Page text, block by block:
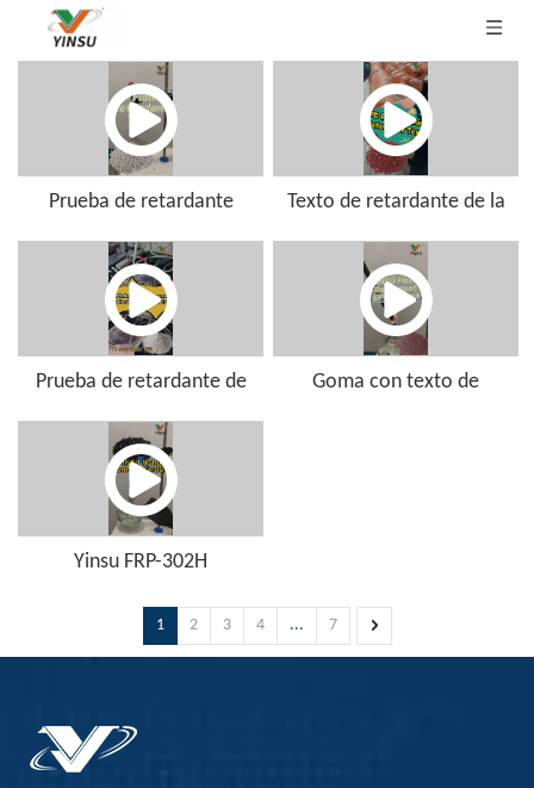
Prueba de retardante
PPV2-6 Flame
Texto de retardante de la
llama de tubería de PE
Prueba de retardante de
la llama de cuero T3
Goma con texto de
Yinsu FRP-302H
Retardante de la llama
para Nylon
1 2 3 4 ... 7